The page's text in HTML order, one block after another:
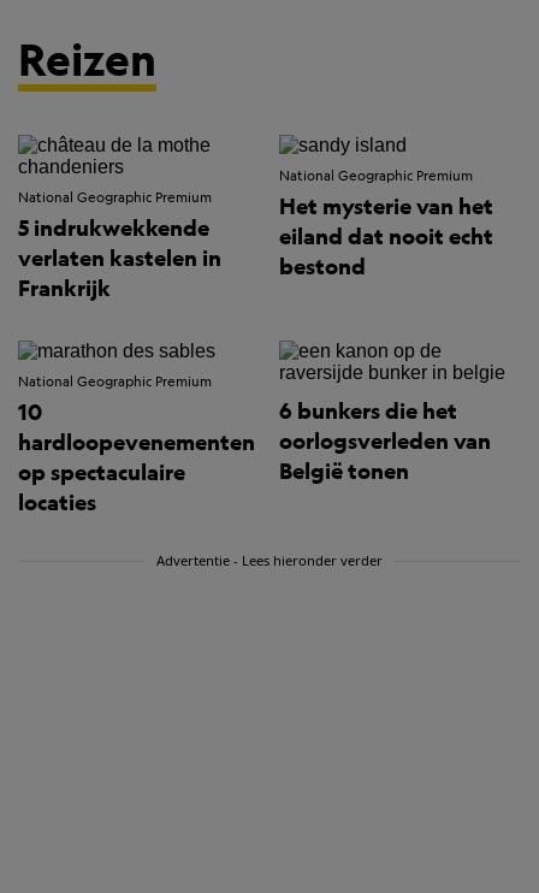
Reizen
National Geographic Premium
5 indrukwekkende
verlaten kastelen in
Frankrijk
National Geographic Premium
Het mysterie van het
eiland dat nooit echt
bestond
National Geographic Premium
10
hardloopevenementen
op spectaculaire
locaties
6 bunkers die het
oorlogsverleden van
België tonen
Advertentie - Lees hieronder verder